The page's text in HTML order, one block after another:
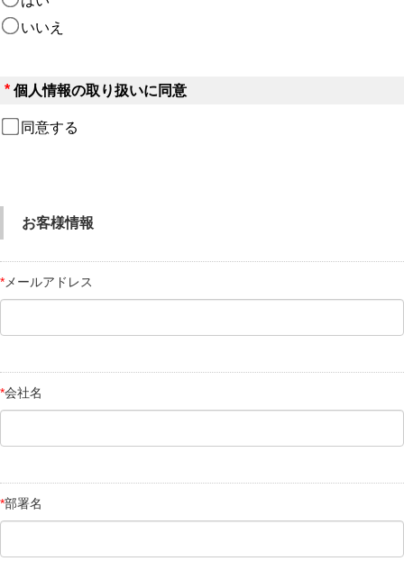
いいえ
* 個人情報の取り扱いに同意
同意する
お客様情報
*メールアドレス
*会社名
*部署名